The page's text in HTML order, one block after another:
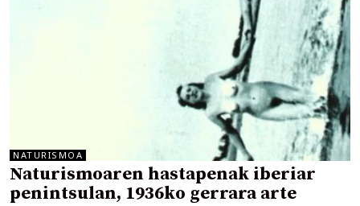
NATURISMOA
Naturismoaren hastapenak iberiar
penintsulan, 1936ko gerrara arte